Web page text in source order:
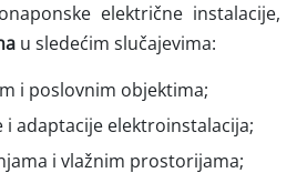
električne instalacije,
u sledećim slučajevima:
i poslovnim objektima;
adaptacije elektroinstalacija;
i vlažnim prostorijama;